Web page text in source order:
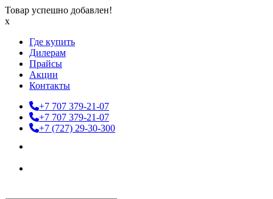
Товар успешно добавлен!
x
Где купить
Дилерам
Прайсы
Акции
Контакты
+7 707 379-21-07
+7 707 379-21-07
+7 (727) 29-30-300